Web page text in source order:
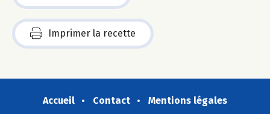
Imprimer la recette
Accueil Contact
Mentions légales